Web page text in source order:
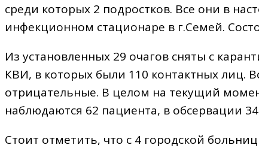
среди которых 2 подростков. Все они в
инфекционном стационаре в г.Семей.
Из установленных 29 очагов сняты с
КВИ, в которых были 110 контактных лиц.
отрицательные. В целом на текущий
наблюдаются 62 пациента, в обсервации
Стоит отметить, что с 4 городской